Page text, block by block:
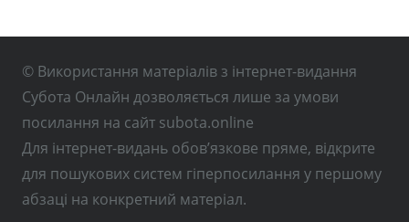
© Використання матеріалів з інтернет-видання
Субота Онлайн дозволяється лише за умови
посилання на сайт subota.online
Для інтернет-видань обов’язкове пряме, відкрите
для пошукових систем гіперпосилання у першому
абзаці на конкретний матеріал.